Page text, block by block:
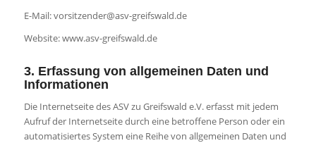
E-Mail: vorsitzender@asv-greifswald.de
Website: www.asv-greifswald.de
3. Erfassung von allgemeinen Daten und
Informationen
Die Internetseite des ASV zu Greifswald e.V. erfasst mit jedem
Aufruf der Internetseite durch eine betroffene Person oder ein
automatisiertes System eine Reihe von allgemeinen Daten und